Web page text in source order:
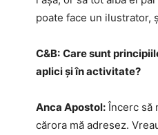
poate face un ilustrator,
C&B: Care sunt
aplici și în activitate?
Anca Apostol: Încerc să
cărora mă adresez.